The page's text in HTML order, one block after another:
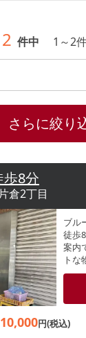
2 件中 1 ～2
さらに絞り
8分
倉2丁目
ブル
徒歩
案内
トな
型の
め
も
円(税込)